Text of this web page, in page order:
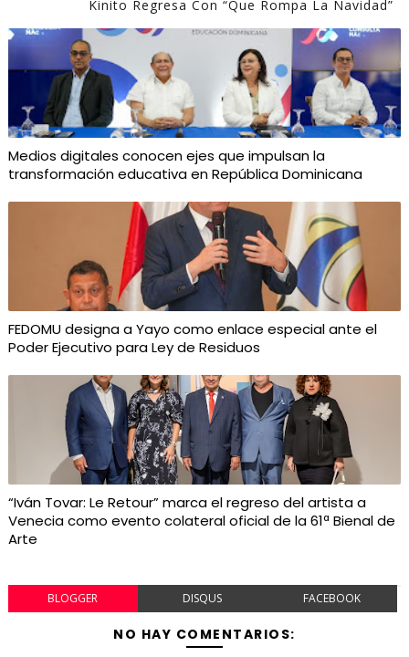
Kinito Regresa Con “Que Rompa La Navidad”
Medios digitales conocen ejes que impulsan la
transformación educativa en República Dominicana
FEDOMU designa a Yayo como enlace especial ante el
Poder Ejecutivo para Ley de Residuos
“Iván Tovar: Le Retour” marca el regreso del artista a
Venecia como evento colateral oficial de la 61ª Bienal de
Arte
BLOGGER DISQUS FACEBOOK
NO HAY COMENTARIOS: